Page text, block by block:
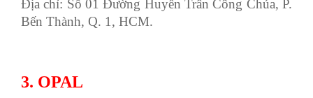
Địa chỉ: Số 01 Đường Huyền Trân Công Chúa, P.
Bến Thành, Q. 1, HCM.
3. OPAL